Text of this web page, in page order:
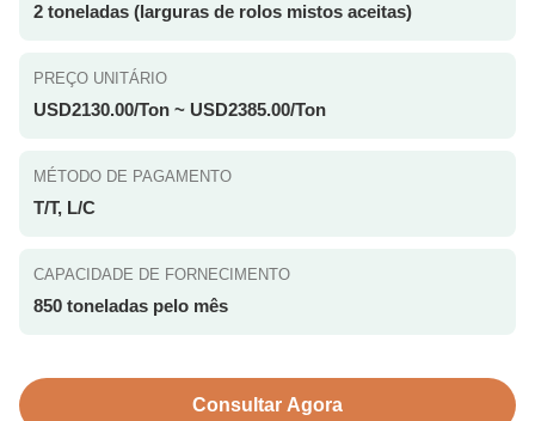
2 toneladas (larguras de rolos mistos aceitas)
PREÇO UNITÁRIO
USD2130.00/Ton ~ USD2385.00/Ton
MÉTODO DE PAGAMENTO
T/T, L/C
CAPACIDADE DE FORNECIMENTO
850 toneladas pelo mês
Consultar Agora